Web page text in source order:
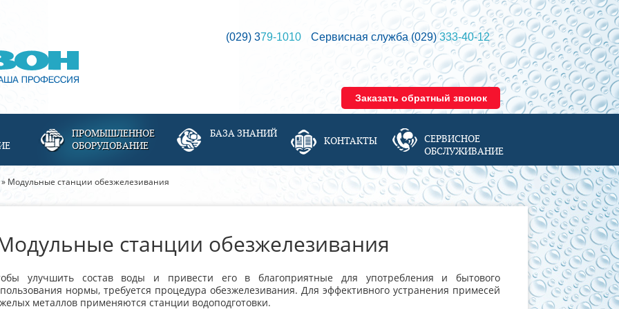
(029) 379-1010 Сервисная служба (029)333-40-12
Заказать обратный звонок
ПРОМЫШЛЕННОЕ
ОБОРУДОВАНИЕ
БАЗА ЗНАНИЙ
КОНТАКТЫ
СЕРВИСНОЕ
ОБСЛУЖИВАНИЕ
» Модульные станции обезжелезивания
станции обезжелезивания
улучшить состав воды и привести его в благоприятные для употребления и бытового
нормы, требуется процедура обезжелезивания. Для эффективного устранения примесей
металлов применяются станции водоподготовки.